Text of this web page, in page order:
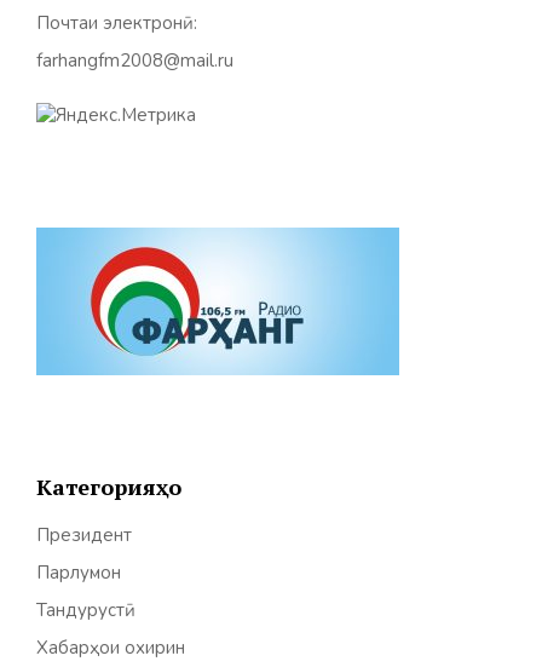
Почтаи электронӣ:
farhangfm2008@mail.ru
Категорияҳо
Президент
Парлумон
Тандурустӣ
Хабарҳои охирин